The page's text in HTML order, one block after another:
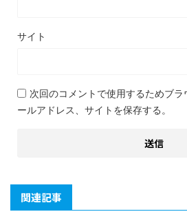
サイト
次回のコメントで使用するためブ
ールアドレス、サイトを保存する。
関連記事